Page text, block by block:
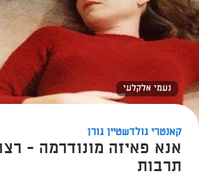
נעמי אלקלעי
קאנטרי גולדשטיין גורן
אנא פאיזה מונודרמה -
תרבות